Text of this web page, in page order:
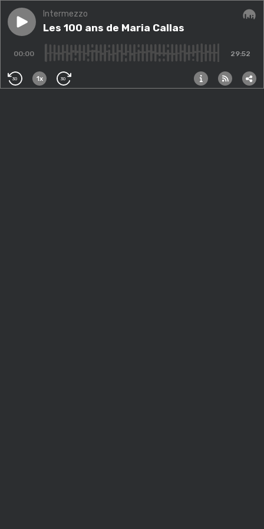
Play episodeLes 100 ans de Maria Callas
Intermezzo
Les 100 ans de Maria Callas
00:00 29:52
30 1x 30